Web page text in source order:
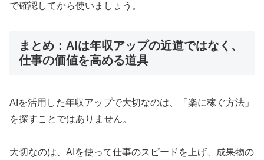
で確認してから使いましょう。
まとめ：AIは年収アップの近道ではなく、
仕事の価値を高める道具
AIを活用した年収アップで大切なのは、「楽に稼ぐ方法」
を探すことではありません。
大切なのは、AIを使って仕事のスピードを上げ、成果物の